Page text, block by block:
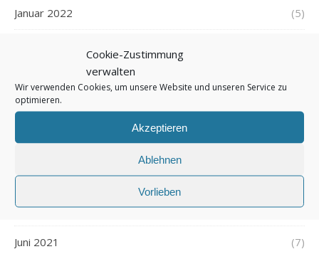
Cookie-Zustimmung
verwalten
Wir verwenden Cookies, um unsere Website und unseren Service zu
optimieren.
Akzeptieren
Ablehnen
Vorlieben
Januar 2022 (5)
November 2021
Oktober 2021 (6)
September 2021 (7)
August 2021 (7)
Juli 2021 (7)
Juni 2021 (7)